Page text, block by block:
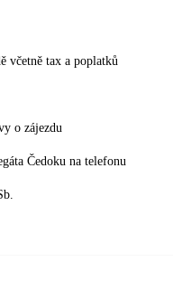
včetně tax a poplatků
o zájezdu
Čedoku na telefonu